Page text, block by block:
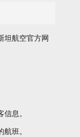
坦航空官方网
息。
班。